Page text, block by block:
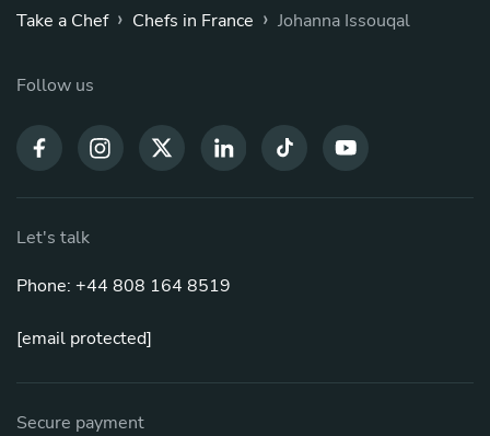
Take a Chef › Chefs in France › Johanna Issouqal
Follow us
Let's talk
Phone: +44 808 164 8519
[email protected]
Secure payment